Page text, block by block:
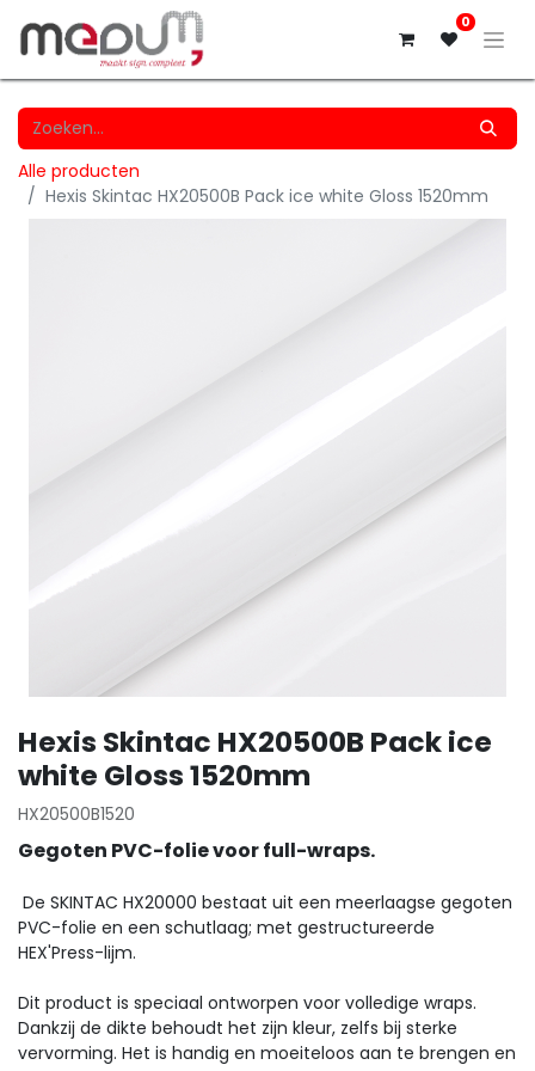
0
Alle producten
Hexis Skintac HX20500B Pack ice white Gloss 1520mm
Hexis Skintac HX20500B Pack ice
white Gloss 1520mm
HX20500B1520
Gegoten PVC-folie voor full-wraps.
De SKINTAC HX20000 bestaat uit een meerlaagse gegoten
PVC-folie en een schutlaag; met gestructureerde
HEX'Press-lijm.
Dit product is speciaal ontworpen voor volledige wraps.
Dankzij de dikte behoudt het zijn kleur, zelfs bij sterke
vervorming. Het is handig en moeiteloos aan te brengen en